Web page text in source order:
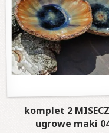
komplet 2
ugrowe maki